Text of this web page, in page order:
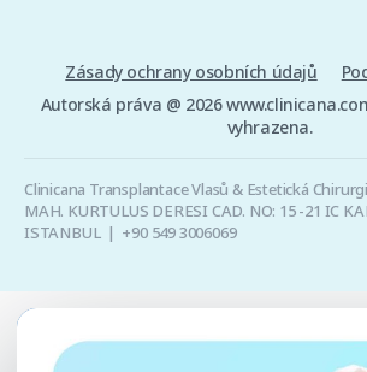
Zásady ochrany osobních údajů
Autorská práva @ 2026
vyhrazena.
Clinicana Transplantace Vlasů & Estetická
MAH. KURTULUS DERESI CAD. NO: 15 -21 IC
ISTANBUL | +90 549 3006069